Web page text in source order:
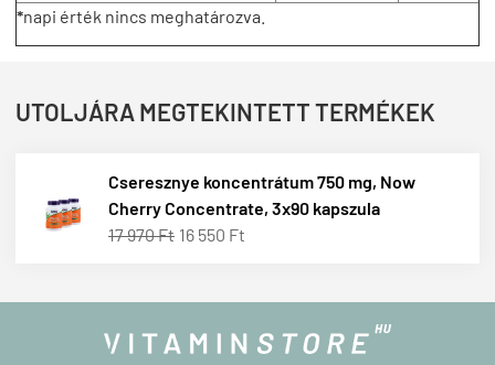
*napi érték nincs meghatározva.
UTOLJÁRA MEGTEKINTETT TERMÉKEK
Cseresznye koncentrátum 750 mg, Now
Cherry Concentrate, 3x90 kapszula
17 970 Ft 16 550 Ft